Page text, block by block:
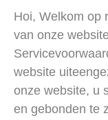
Hoi, Welkom op
van onze
website
onze website, u
en gebonden te